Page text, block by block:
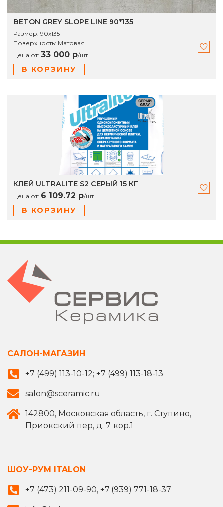
BETON GREY SLOPE LINE 90*135
Размер: 90х135
Поверхность: Матовая
Цена от: 33 000 р/шт
В КОРЗИНУ
КЛЕЙ ULTRALITE S2 СЕРЫЙ 15 КГ
Цена от: 6 109.72 р/шт
В КОРЗИНУ
САЛОН-МАГАЗИН
+7 (499) 113-10-12; +7 (499) 113-18-13
salon@sceramic.ru
142800, Московская область, г. Ступино,
Приокский пер, д. 7, кор.1
ШОУ-РУМ ITALON
+7 (473) 211-09-90, +7 (939) 771-18-37